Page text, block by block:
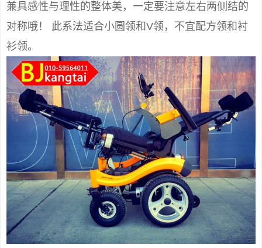
兼具感性与理性的整体美，一定要注意左右两侧结的
对称哦！ 此系法适合小圆领和V领，不宜配方领和衬
衫领。